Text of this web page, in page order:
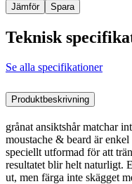
Jämför Spara
Teknisk
Se alla specifikationer
Produktbeskrivning
grånat ansiktshår matchar
moustache & beard är
speciellt utformad för att
resultatet blir helt naturligt.
ut, men färga inte skägget